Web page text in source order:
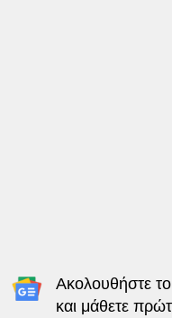
Ακολουθήστε το
και μάθετε